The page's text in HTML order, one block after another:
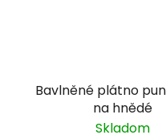
Bavlněné plátno
na hnědé
Skladom